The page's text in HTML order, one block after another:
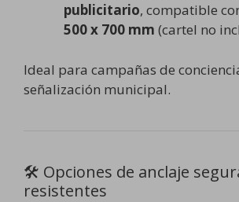
publicitario, compatible
500 x 700 mm (cartel no
Ideal para campañas de
señalización municipal.
🛠️ Opciones de anclaje
resistentes